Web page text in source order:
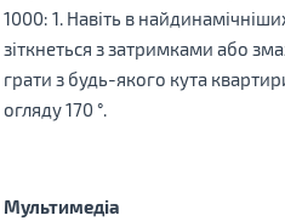
1000: 1. Навіть в
зіткнеться з затримками або
грати з будь-якого кута
огляду 170 °.
Мультимедіа